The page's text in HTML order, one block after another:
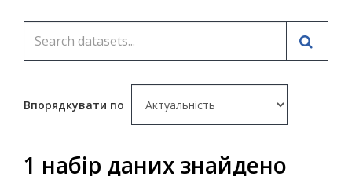
Впорядкувати по
1 набір даних знайдено